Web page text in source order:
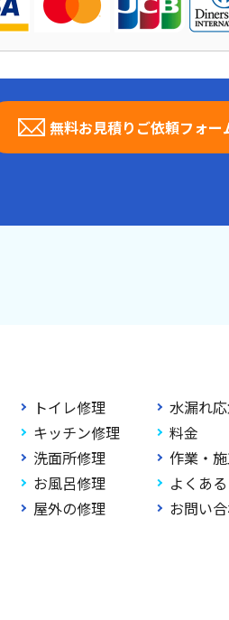
無料お見積りご依頼フォー
トイレ修理
キッチン修理
洗面所修理
お風呂修理
屋外の修理
水漏れ
料金
作業・
よくあ
お問い